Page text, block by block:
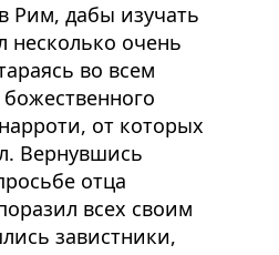
Рим, дабы изучать
несколько очень
во всем
от которых
Вернувшись
отца
всех своим
завистники,